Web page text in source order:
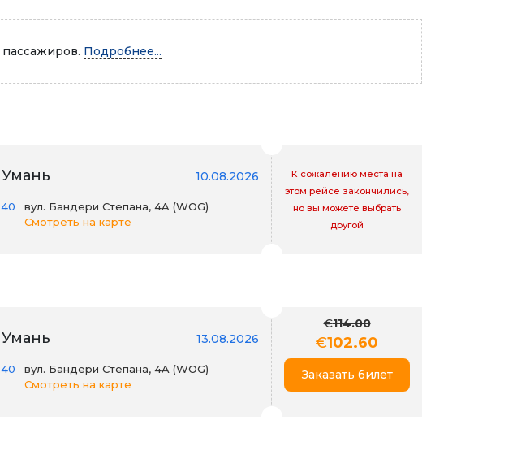
Автопарк
Подробнее...
Умань 10.08.2026
вул. Бандери Степана, 4A (WOG)
Смотреть на карте
К сожалению места на
этом рейсе закончились,
но вы можете выбрать
другой
Умань 13.08.2026
вул. Бандери Степана, 4A (WOG)
Смотреть на карте
€114.00
€102.60
Заказать билет